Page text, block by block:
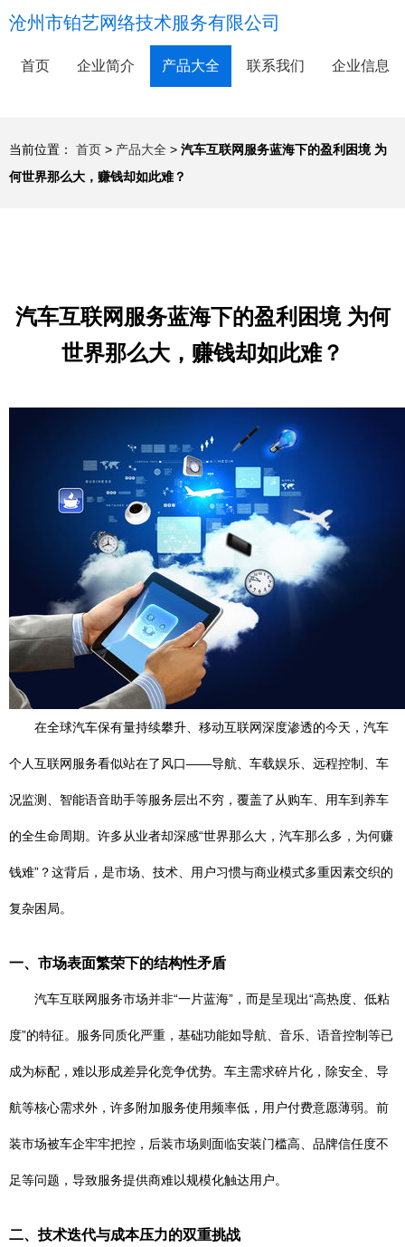
沧州市铂艺网络技术服务有限公司
首页 企业简介 产品大全 联系我们 企业信息
当前位置： 首页 > 产品大全 > 汽车互联网服务蓝海下的盈利困境 为
何世界那么大，赚钱却如此难？
汽车互联网服务蓝海下的盈利困境 为何
世界那么大，赚钱却如此难？
在全球汽车保有量持续攀升、移动互联网深度渗透的今天，汽车
个人互联网服务看似站在了风口——导航、车载娱乐、远程控制、车
况监测、智能语音助手等服务层出不穷，覆盖了从购车、用车到养车
的全生命周期。许多从业者却深感“世界那么大，汽车那么多，为何赚
钱难”？这背后，是市场、技术、用户习惯与商业模式多重因素交织的
复杂困局。
一、市场表面繁荣下的结构性矛盾
汽车互联网服务市场并非“一片蓝海”，而是呈现出“高热度、低粘
度”的特征。服务同质化严重，基础功能如导航、音乐、语音控制等已
成为标配，难以形成差异化竞争优势。车主需求碎片化，除安全、导
航等核心需求外，许多附加服务使用频率低，用户付费意愿薄弱。前
装市场被车企牢牢把控，后装市场则面临安装门槛高、品牌信任度不
足等问题，导致服务提供商难以规模化触达用户。
二、技术迭代与成本压力的双重挑战